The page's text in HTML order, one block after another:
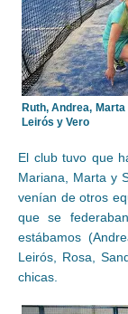
Ruth, Andrea, Marta
Leirós y Vero
El club tuvo que
Mariana, Marta y
venían de otros
que se
estábamos
Leirós, Rosa,
chicas.